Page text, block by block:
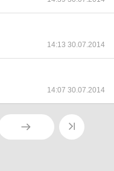
14:13 30.07.2014
14:07 30.07.2014